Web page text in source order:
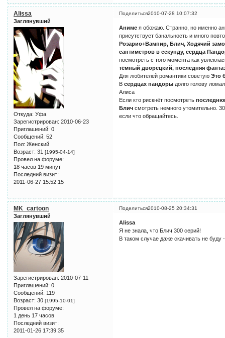
Поделиться2010-07-28 10:07:32
Alissa
Заглянувший
Откуда: Уфа
Зарегистрирован: 2010-06-23
Приглашений: 0
Сообщений: 52
Пол: Женский
Возраст: 31 [1995-04-14]
Провел на форуме:
18 часов 19 минут
Последний визит:
2011-06-27 15:52:15
Аниме я обожаю. Странно, но именно
присутствует банальность и много
Розарио+Вампир, Блич, Ходячий
сантиметров в секунду, сердца
посмотреть с того момента как
тёмный дворецкий, последняя
Для любителей романтики советуюЭто
Всердцах пандоры долго голову
Алиса
Если кто рискнёт посмотреть
Блич смотреть немного утомительно.
если что обращайтесь.
Поделиться2010-08-25 20:34:31
MK_cartoon
Заглянувший
Зарегистрирован: 2010-07-11
Приглашений: 0
Сообщений: 119
Возраст: 30 [1995-10-01]
Провел на форуме:
1 день 17 часов
Последний визит:
2011-01-26 17:39:35
Alissa
Я не знала, что Блич 300 серий!
В таком случае даже скачивать не